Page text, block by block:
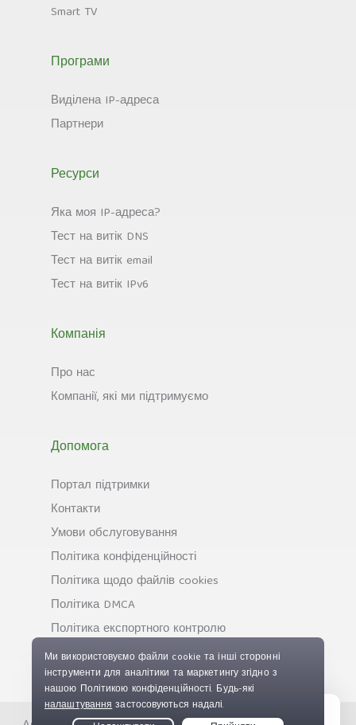
Smart TV
Програми
Виділена IP-адреса
Партнери
Ресурси
Яка моя IP-адреса?
Тест на витік DNS
Тест на витік email
Тест на витік IPv6
Компанія
Про нас
Компанії, які ми підтримуємо
Допомога
Портал підтримки
Контакти
Умови обслуговування
Політика конфіденційності
Політика щодо файлів cookies
Політика DMCA
Політика експортного контролю